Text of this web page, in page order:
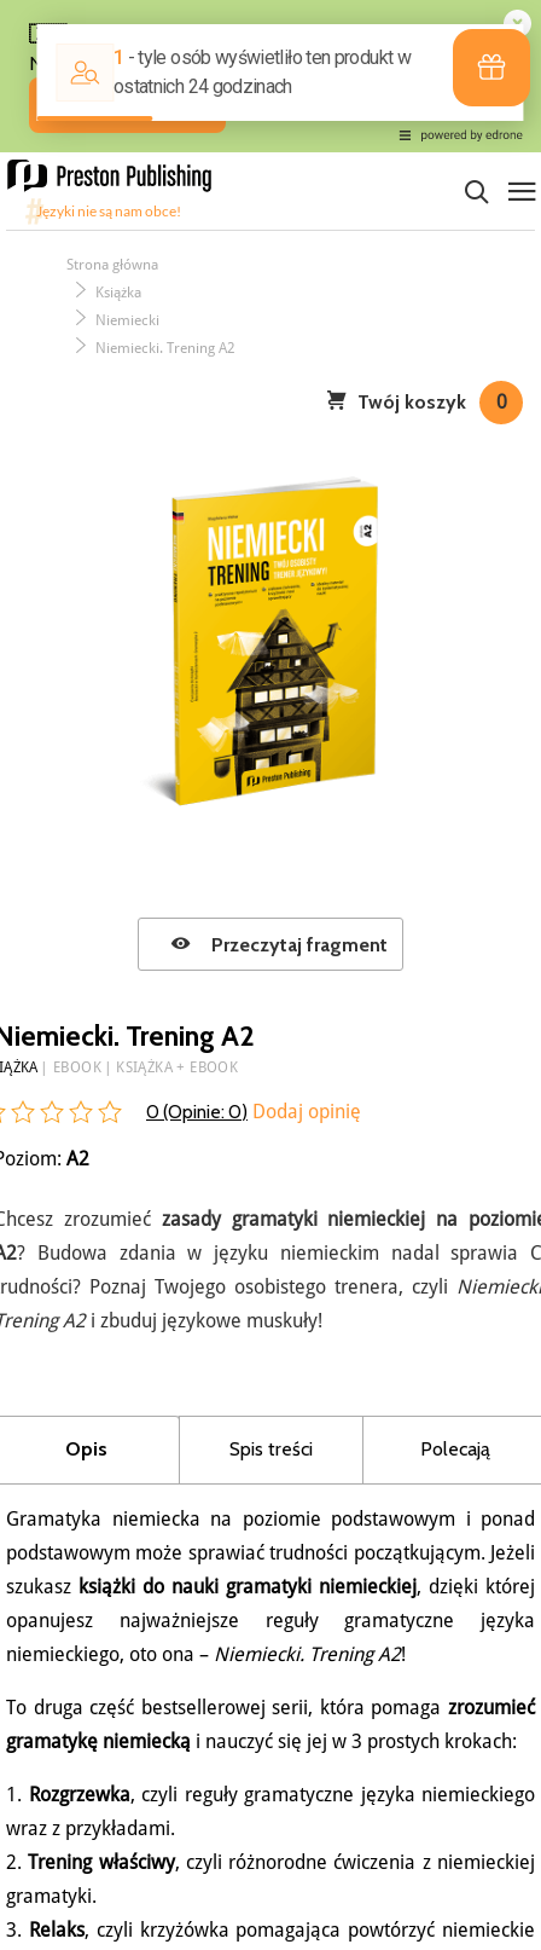
Strona główna
Książka
Niemiecki
Niemiecki. Trening A2
Twój koszyk 0
Przeczytaj fragment
Trening A2
EBOOK KSIĄŻKA + EBOOK
0 (Opinie:0) Dodaj opinię
A2
zrozumieć zasady gramatyki niemieckiej na
? Budowa zdania w języku niemieckim nadal sprawia
Poznaj Twojego osobistego trenera, czyli
A2 i zbuduj językowe muskuły!
Opis Spis treści Polecają
Gramatyka niemiecka na poziomie podstawowym i ponad
podstawowym może sprawiać trudności początkującym. Jeżeli
szukasz książki do nauki gramatyki niemieckiej, dzięki której
opanujesz najważniejsze reguły gramatyczne języka
niemieckiego, oto ona – Niemiecki. Trening A2!
To druga część bestsellerowej serii, która pomaga zrozumieć
gramatykę niemiecką i nauczyć się jej w 3 prostych krokach:
1. Rozgrzewka, czyli reguły gramatyczne języka niemieckiego
wraz z przykładami.
2.Trening właściwy, czyli różnorodne ćwiczenia z niemieckiej
gramatyki.
3. Relaks, czyli krzyżówka pomagająca powtórzyć niemieckie